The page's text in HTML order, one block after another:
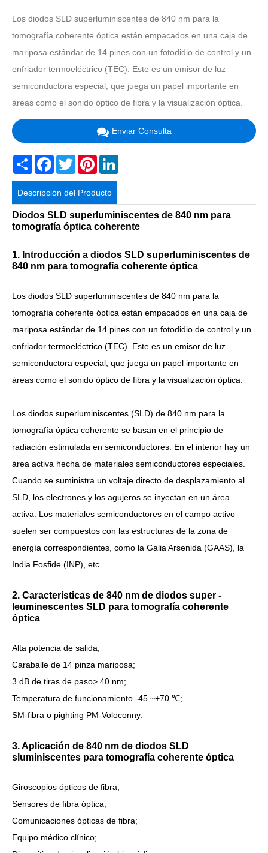
Los diodos SLD superluminiscentes de 840 nm para la
tomografía coherente óptica están empacados en una caja de
mariposa estándar de 14 pines con un fotodidio de control y un
enfriador termoeléctrico (TEC). Este es un emisor de luz
semiconductora especial, que juega un papel importante en
áreas como el sonido óptico de fibra y la visualización óptica.
Enviar Consulta
Share Facebook
TwitterPinterest
Descripción del Producto
Diodos SLD superluminiscentes de 840 nm para
tomografía óptica coherente
1. Introducción a diodos SLD superluminiscentes de
840 nm para tomografía coherente óptica
Los diodos SLD superluminiscentes de 840 nm para la
tomografía coherente óptica están empacados en una caja de
mariposa estándar de 14 pines con un fotodidio de control y un
enfriador termoeléctrico (TEC). Este es un emisor de luz
semiconductora especial, que juega un papel importante en
áreas como el sonido óptico de fibra y la visualización óptica.
Los diodos superluminiscentes (SLD) de 840 nm para la
tomografía óptica coherente se basan en el principio de
radiación estimulada en semiconductores. En el interior hay un
área activa hecha de materiales semiconductores especiales.
Cuando se suministra un voltaje directo de desplazamiento al
SLD, los electrones y los agujeros se inyectan en un área
activa. Los materiales semiconductores en el campo activo
suelen ser compuestos con las estructuras de la zona de
energía correspondientes, como la Galia Arsenida (GAAS), la
India Fosfide (INP), etc.
2. Características de 840 nm de diodos super -
leuminescentes SLD para tomografía coherente
óptica
Alta potencia de salida;
Caraballe de 14 pinza mariposa;
3 dB de tiras de paso> 40 nm;
Temperatura de funcionamiento -45 ~+70 ℃;
SM-fibra o pighting PM-Voloconny.
3. Aplicación de 840 nm de diodos SLD
sluminiscentes para tomografía coherente óptica
Giroscopios ópticos de fibra;
Sensores de fibra óptica;
Comunicaciones ópticas de fibra;
Equipo médico clínico;